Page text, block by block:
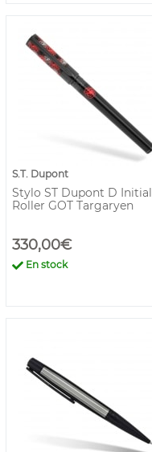
S.T. Dupont
Stylo ST Dupont D Initial
Roller GOT Targaryen
330,00€
En stock